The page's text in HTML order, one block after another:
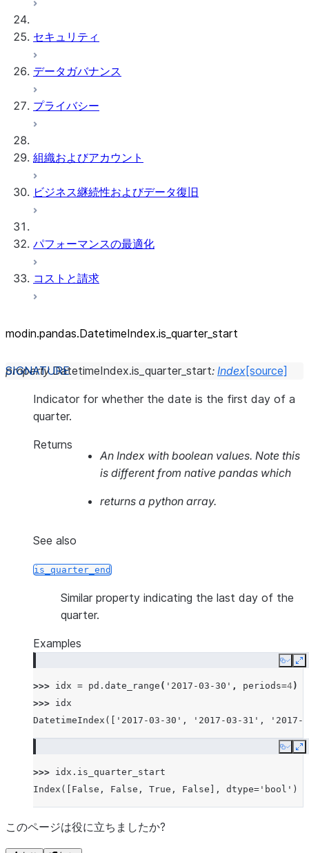
セキュリティ
データガバナンス
プライバシー
組織およびアカウント
ビジネス継続性およびデータ復旧
パフォーマンスの最適化
コストと請求
modin.pandas.DatetimeIndex.is_ quarter_ start
property DatetimeIndex.is_quarter_start: Index[source]
Indicator for whether the date is the first day of a
quarter.
Returns
An Index with boolean values. Note this
is different from native pandas which
returns a python array.
See also
is_quarter_end
Similar property indicating the last day of the
quarter.
Examples
Copy
>>> idx = pd . date_range ( '2017-03-30' , periods=4)
>>> idx
DatetimeIndex(['2017-03-30', '2017-03-31',
Copy
>>> idx . is_quarter_start
Index([False, False, True, False], dtype='bool')
このページは役に立ちましたか?